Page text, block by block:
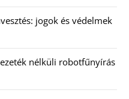
jogok és védelmek
nélküli robotfűnyírás